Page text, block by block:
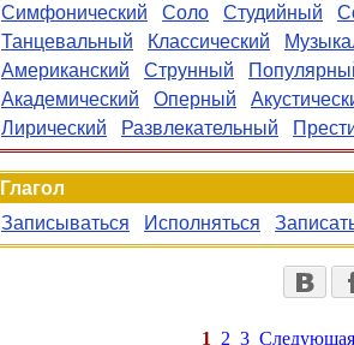
Симфонический
Соло Студийный
Танцевальный
Классический
Американский
Струнный
Академический
Оперный
Лирический
Развлекательный
Глагол
Записываться
Исполняться
1 2 3 Следующая